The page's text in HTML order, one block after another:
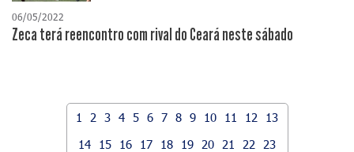
06/05/2022
Zeca terá reencontro com rival do Ceará neste sábado
1 2 3 4 5 6 7 8 9 10 11 12
13
14
15 16 17 18 19 20 21 22
23